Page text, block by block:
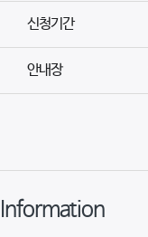
신청기간
안내장
Information